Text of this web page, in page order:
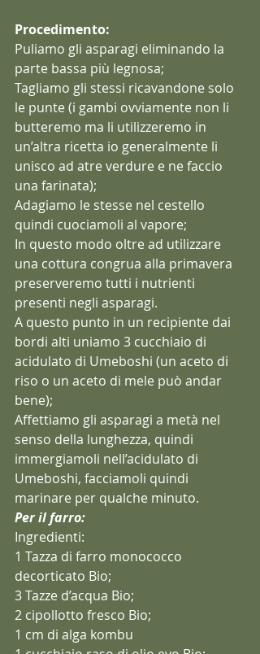
Procedimento:
Puliamo gli asparagi eliminando la
parte bassa più legnosa;
Tagliamo gli stessi ricavandone solo
le punte (i gambi ovviamente non li
butteremo ma li utilizzeremo in
un’altra ricetta io generalmente li
unisco ad atre verdure e ne faccio
una farinata);
Adagiamo le stesse nel cestello
quindi cuociamoli al vapore;
In questo modo oltre ad utilizzare
una cottura congrua alla primavera
preserveremo tutti i nutrienti
presenti negli asparagi.
A questo punto in un recipiente dai
bordi alti uniamo 3 cucchiaio di
acidulato di Umeboshi (un aceto di
riso o un aceto di mele può andar
bene);
Affettiamo gli asparagi a metà nel
senso della lunghezza, quindi
immergiamoli nell’acidulato di
Umeboshi, facciamoli quindi
marinare per qualche minuto.
Per il farro:
Ingredienti:
1 Tazza di farro monococco
decorticato Bio;
3 Tazze d’acqua Bio;
2 cipollotto fresco Bio;
1 cm di alga kombu